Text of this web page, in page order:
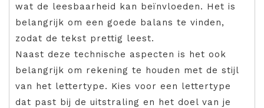
wat de leesbaarheid kan beïnvloeden. Het is
belangrijk om een goede balans te vinden,
zodat de tekst prettig leest.
Naast deze technische aspecten is het ook
belangrijk om rekening te houden met de stijl
van het lettertype. Kies voor een lettertype
dat past bij de uitstraling en het doel van je